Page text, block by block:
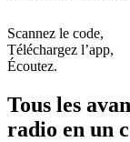
Scannez le code,
Téléchargez l’app,
Écoutez.
Tous les
radio en un